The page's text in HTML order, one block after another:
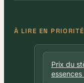
À LIRE EN PRIORITÉ
Prix du